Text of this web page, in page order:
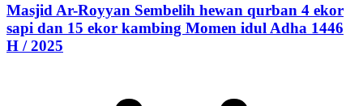
Masjid Ar-Royyan Sembelih hewan qurban 4 ekor
sapi dan 15 ekor kambing Momen idul Adha 1446
H / 2025